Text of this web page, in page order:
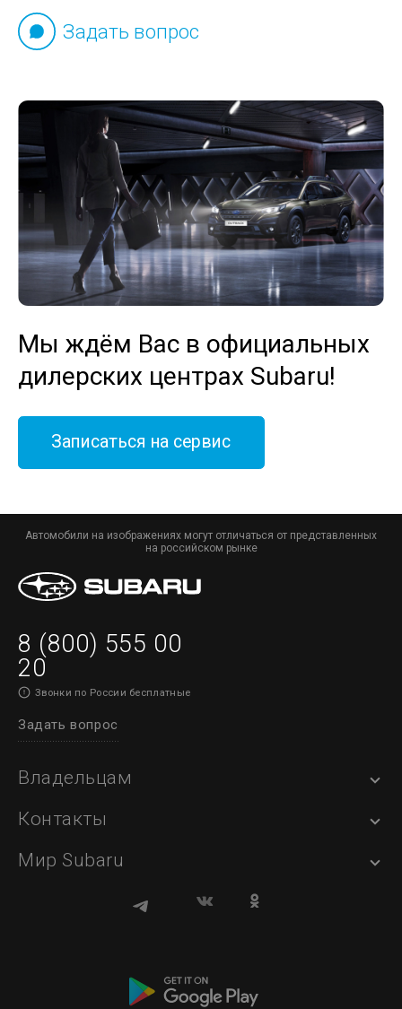
Задать вопрос
Мы ждём Вас в официальных
дилерских центрах Subaru!
Записаться на сервис
Автомобили на изображениях могут отличаться от представленных
на российском рынке
8 (800) 555 00
20
Звонки по России бесплатные
Задать вопрос
Владельцам
Контакты
Мир Subaru